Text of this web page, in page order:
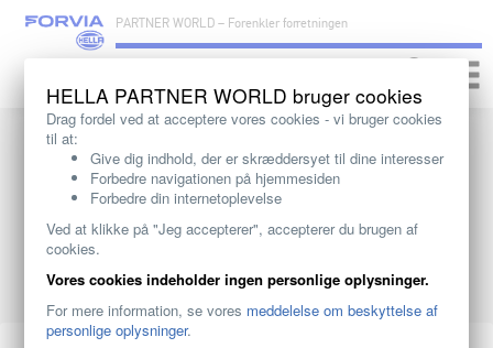
PARTNER WORLD – Forenkler forretningen
Toggle
HELLA PARTNER WORLD bruger cookies
Drag fordel ved at acceptere vores cookies - vi bruger cookies
til at:
Give dig indhold, der er skræddersyet til dine interesser
Forbedre navigationen på hjemmesiden
Forbedre din internetoplevelse
Ved at klikke på "Jeg accepterer", accepterer du brugen af
cookies.
Vores cookies indeholder ingen personlige oplysninger.
For mere information, se vores meddelelse om beskyttelse af
personlige oplysninger.